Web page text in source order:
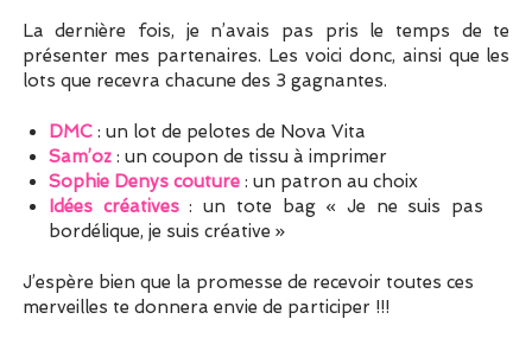
La dernière fois, je n’avais pas pris le temps de te
présenter mes partenaires. Les voici donc, ainsi que les
lots que recevra chacune des 3 gagnantes.
DMC : un lot de pelotes de Nova Vita
Sam’oz: un coupon de tissu à imprimer
Sophie Denys couture : un patron au choix
Idées créatives: un tote bag « Je ne suis pas
bordélique, je suis créative »
J’espère bien que la promesse de recevoir toutes ces
merveilles te donnera envie de participer !!!